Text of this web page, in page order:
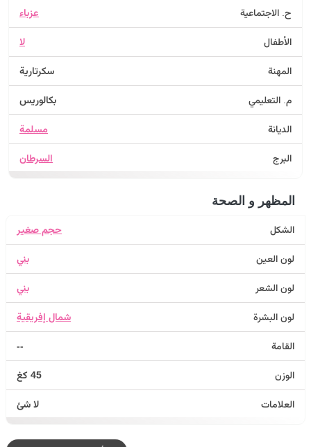
ح. الاجتماعية عزباء
الأطفال لا
المهنة سكرتارية
م. التعليمي بكالوريس
الديانة مسلمة
البرج السرطان
المظهر و الصحة
الشكل حجم صغير
لون العين بني
لون الشعر بني
لون البشرة شمال إفريقية
القامة --
الوزن 45 كغ
العلامات لا شئ